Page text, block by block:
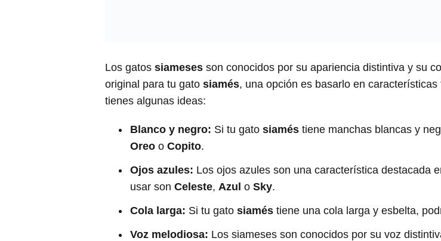
Los gatos siameses son conocidos por su apariencia distintiva y su
original para tu gato siamés, una opción es basarlo en
tienes algunas ideas:
Blanco y negro: Si tu gato siamés tiene manchas blancas y
Oreo o Copito.
Ojos azules: Los ojos azules son una característica destacada
usar son Celeste, Azul o Sky.
Cola larga: Si tu gato siamés tiene una cola larga y esbelta,
Voz melodiosa: Los siameses son conocidos por su voz